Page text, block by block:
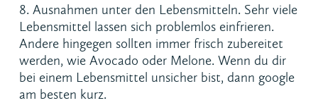
Ausnahmen unter den Lebensmitteln. Sehr viele
Lebensmittel lassen sich problemlos einfrieren.
Andere hingegen sollten immer frisch zubereitet
werden, wie Avocado oder Melone. Wenn du dir
bei einem Lebensmittel unsicher bist, dann google
am besten kurz.